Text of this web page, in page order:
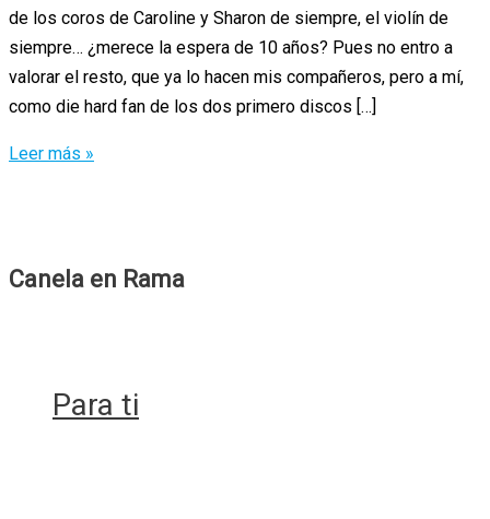
de los coros de Caroline y Sharon de siempre, el violín de
siempre… ¿merece la espera de 10 años? Pues no entro a
valorar el resto, que ya lo hacen mis compañeros, pero a mí,
como die hard fan de los dos primero discos […]
The
Light:
Leer más »
Canela en Rama
Para ti